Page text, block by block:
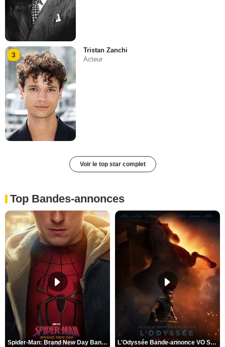
3
Tristan Zanchi
Acteur
Voir le top star complet
Top Bandes-annonces
Spider-Man: Brand New Day Bande-annonce VO STFR L'Odyssée Bande-annonce VO STFR